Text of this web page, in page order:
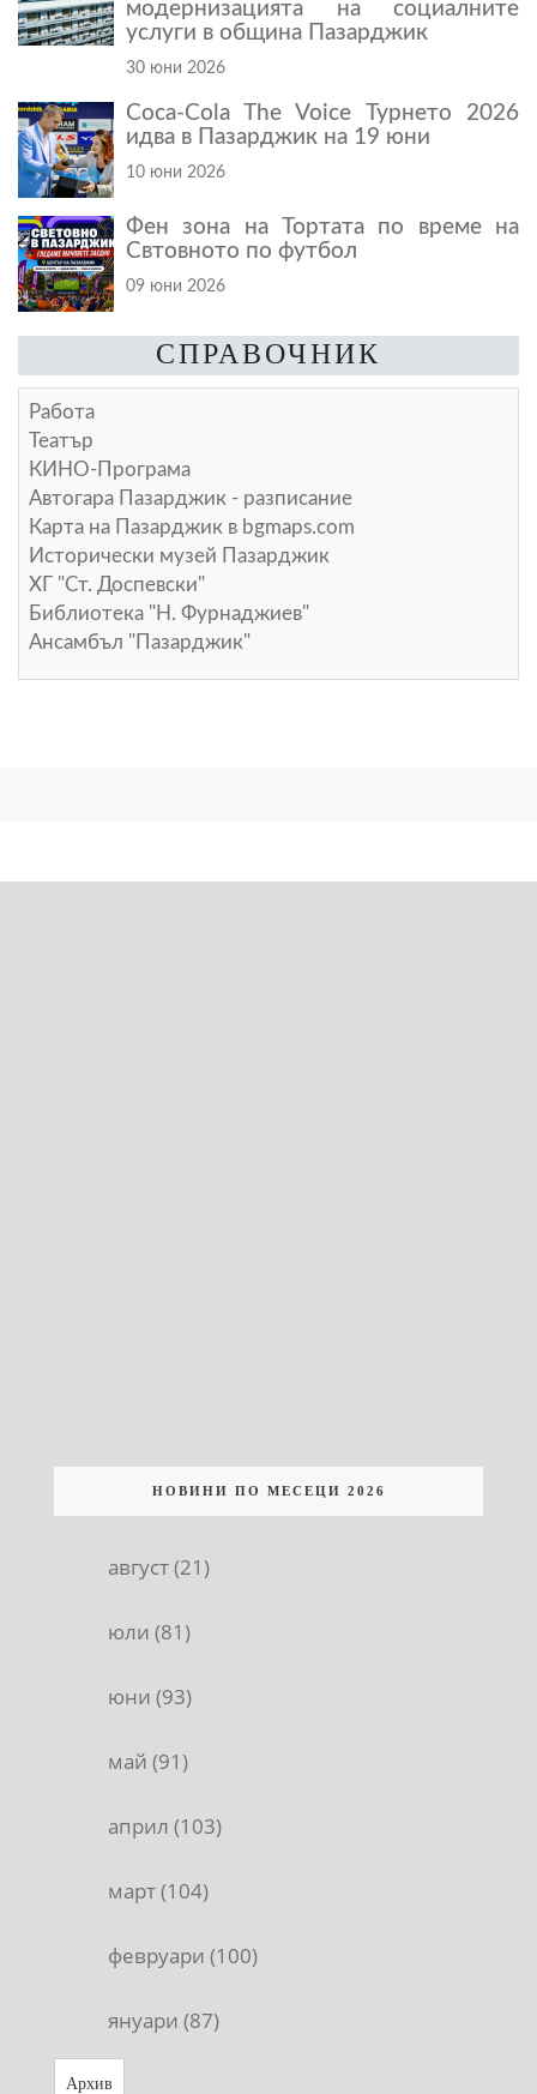
модернизацията на социалните
услуги в община Пазарджик
30 юни 2026
Coca-Cola The Voice Турнето 2026
идва в Пазарджик на 19 юни
10 юни 2026
Фен зона на Тортата по време на
Свтовното по футбол
09 юни 2026
СПРАВОЧНИК
Работа
Театър
КИНО-Програма
Автогара Пазарджик - разписание
Карта на Пазарджик в bgmaps.com
Исторически музей Пазарджик
ХГ "Ст. Доспевски"
Библиотека "Н. Фурнаджиев"
Ансамбъл "Пазарджик"
НОВИНИ ПО МЕСЕЦИ 2026
август (21)
юли (81)
юни (93)
май (91)
април (103)
март (104)
февруари (100)
януари (87)
Архив